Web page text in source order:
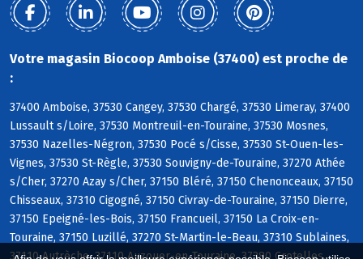
Votre magasin Biocoop Amboise (37400) est proche de
:
37400 Amboise, 37530 Cangey, 37530 Chargé, 37530 Limeray, 37400
Lussault s/Loire, 37530 Montreuil-en-Touraine, 37530 Mosnes,
37530 Nazelles-Négron, 37530 Pocé s/Cisse, 37530 St-Ouen-les-
Vignes, 37530 St-Règle, 37530 Souvigny-de-Touraine, 37270 Athée
s/Cher, 37270 Azay s/Cher, 37150 Bléré, 37150 Chenonceaux, 37150
Chisseaux, 37310 Cigogné, 37150 Civray-de-Touraine, 37150 Dierre,
37150 Epeigné-les-Bois, 37150 Francueil, 37150 La Croix-en-
Touraine, 37150 Luzillé, 37270 St-Martin-le-Beau, 37310 Sublaines,